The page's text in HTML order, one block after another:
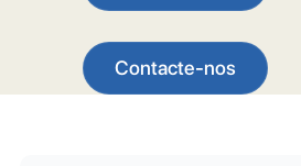
Contacte-nos